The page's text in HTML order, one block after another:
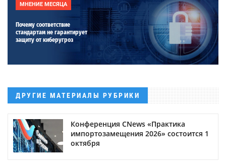
МНЕНИЕ МЕСЯЦА
Почему соответствие
стандартам не гарантирует
защиту от киберугроз
ДРУГИЕ МАТЕРИАЛЫ РУБРИКИ
Конференция CNews «Практика
импортозамещения 2026» состоится 1
октября